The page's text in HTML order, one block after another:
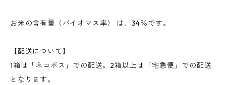
お米の含有量（バイオマス率） は、34％です。
【配送について】
1箱は「ネコポス」での配送。2箱以上は「宅急便」での配送
となります。